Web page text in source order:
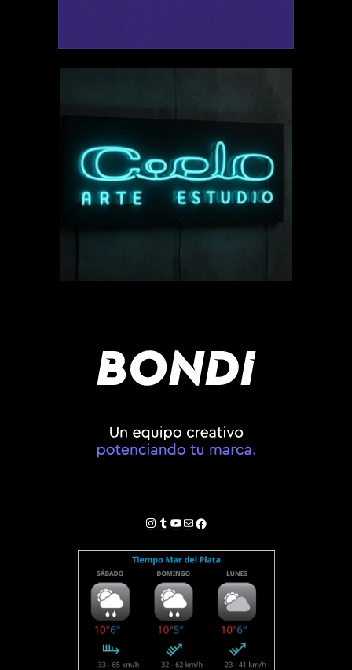
Instagram
Tumblr
YouTube
Correo electrónico
Facebook